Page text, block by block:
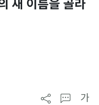
새 이름을 골라
가